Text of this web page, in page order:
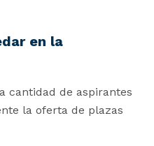
en la
cantidad de aspirantes
la oferta de plazas